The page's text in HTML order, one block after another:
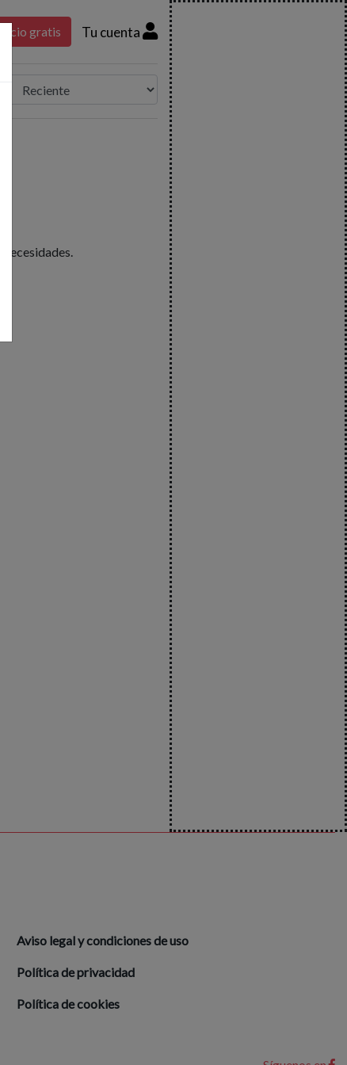
gratis Tu cuenta
Aviso legal y condiciones de uso
Política de privacidad
Política de cookies